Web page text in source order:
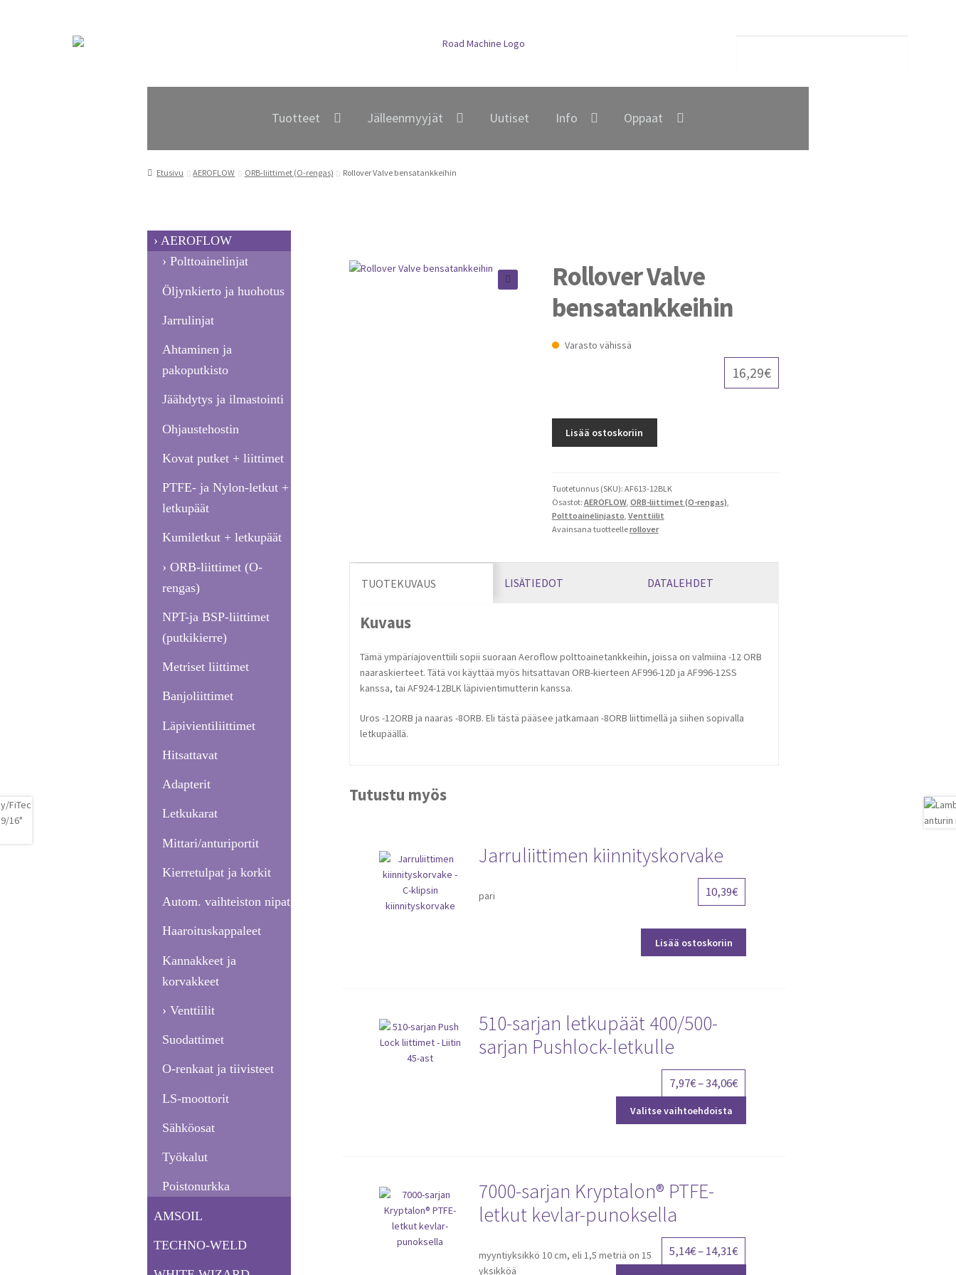
Tuotteet Jälleenmyyjät Uutiset Info Oppaat
Etusivu AEROFLOW ORB-liittimet (O-rengas) Rollover Valve bensatankkeihin
Rollover Valve
bensatankkeihin
16,29€
Varasto vähissä
Lisää ostoskoriin
Tuotetunnus (SKU): AF613-12BLK
Osastot: AEROFLOW, ORB-liittimet (O-rengas),
Polttoainelinjasto, Venttiilit
Avainsana tuotteellerollover
TUOTEKUVAUS LISÄTIEDOT DATALEHDET
Kuvaus
Tämä ympäriajoventtiili sopii suoraan Aeroflow polttoainetankkeihin, joissa on valmiina -12 ORB
naaraskierteet. Tätä voi käyttää myös hitsattavan ORB-kierteen AF996-12D ja AF996-12SS
kanssa, tai AF924-12BLK läpivientimutterin kanssa.
Uros -12ORB ja naaras -8ORB. Eli tästä pääsee jatkamaan -8ORB liittimellä ja siihen sopivalla
letkupäällä.
Tutustu myös
Jarruliittimen kiinnityskorvake
10,39€
Lisää ostoskoriin
pari
510-sarjan letkupäät 400/500-
sarjan Pushlock-letkulle
7,97€–34,06€Price
range:
7,97€
Valitse vaihtoehdoista
valinnat
tuotteen
sivulla.
7000-sarjan Kryptalon® PTFE-
letkut kevlar-punoksella
5,14€–14,31€Price
range:
tuotteella
myyntiyksikkö 10 cm, eli 1,5 metriä on 15
yksikköä
AEROFLOW
Polttoainelinjat
Öljynkierto ja huohotus
Jarrulinjat
Ahtaminen ja
pakoputkisto
Jäähdytys ja ilmastointi
Ohjaustehostin
Kovat putket + liittimet
PTFE- ja Nylon-letkut +
letkupäät
Kumiletkut + letkupäät
ORB-liittimet (O-
rengas)
NPT-ja BSP-liittimet
(putkikierre)
Metriset liittimet
Banjoliittimet
Läpivientiliittimet
Hitsattavat
Adapterit
Letkukarat
Mittari/anturiportit
Kierretulpat ja korkit
Autom. vaihteiston nipat
Haaroituskappaleet
Kannakkeet ja
korvakkeet
Venttiilit
Suodattimet
O-renkaat ja tiivisteet
LS-moottorit
Sähköosat
Työkalut
Poistonurkka
AMSOIL
TECHNO-WELD